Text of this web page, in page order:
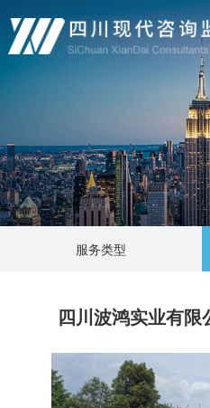
服务类型
四川波鸿实业有